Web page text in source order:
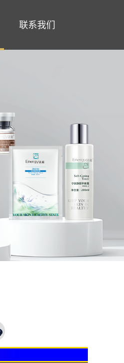
联系我们